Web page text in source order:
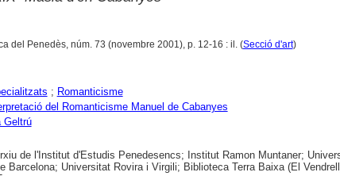
del Penedès, núm. 73 (novembre 2001), p. 12-16 : il. (Secció d'art)
; Romanticisme
del Romanticisme Manuel de Cabanyes
Geltrú
de l'Institut d'Estudis Penedesencs; Institut Ramon Muntaner;
Barcelona; Universitat Rovira i Virgili; Biblioteca Terra Baixa (El